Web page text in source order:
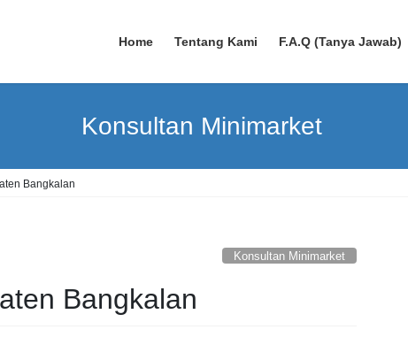
Home Tentang Kami F.A.Q (Tanya Jawab)
Konsultan Minimarket
Bangkalan
Konsultan Minimarket
Bangkalan